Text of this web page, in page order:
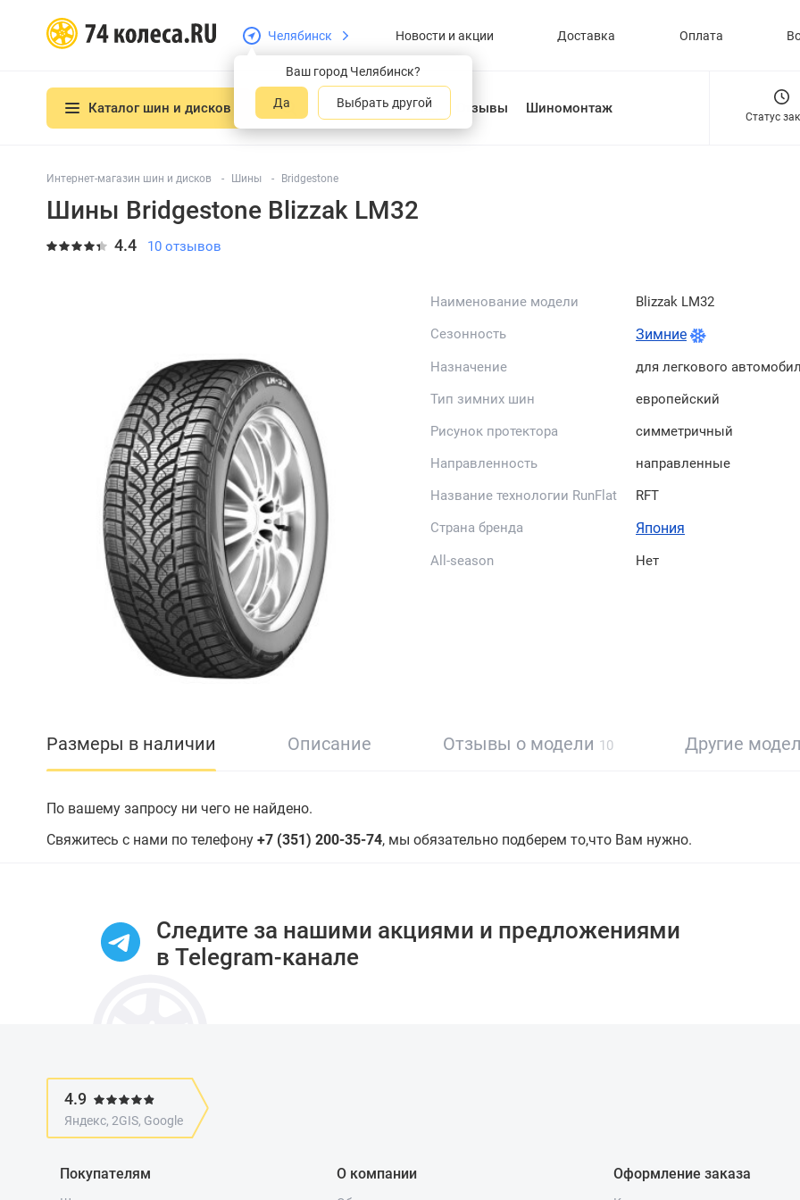
Челябинск
Ваш город Челябинск?
Да Выбрать другой
Новости и акции Доставка Оплата
Каталог шин и дисков О нас Отзывы Шиномонтаж
Статус
Интернет-магазин шин и дисков Шины Bridgestone
Шины Bridgestone Blizzak LM32
4.4 10 отзывов
Наименование модели
Blizzak LM32
Сезонность
Зимние
Назначение
для легкового
Тип зимних шин
европейский
Рисунок протектора
симметричный
Направленность
направленные
Название технологии RunFlat
RFT
Страна бренда
Япония
All-season Нет
Размеры в наличии Описание Отзывы о модели 10 Другие
По вашему запросу ни чего не найдено.
Свяжитесь с нами по телефону +7 (351) 200-35-74, мы обязательно подберем то,что Вам нужно.
Следите за нашими акциями и предложениями
в Telegram-канале
4.9
Яндекс, 2GIS, Google
Покупателям О компании Оформление заказа